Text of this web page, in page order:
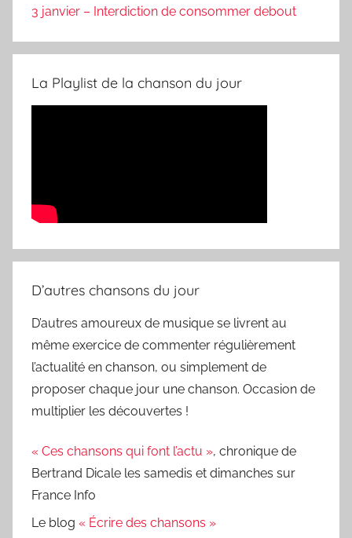
3 janvier – Interdiction de consommer debout
La Playlist de la chanson du jour
D’autres chansons du jour
D’autres amoureux de musique se livrent au
même exercice de commenter régulièrement
l’actualité en chanson, ou simplement de
proposer chaque jour une chanson. Occasion de
multiplier les découvertes !
« Ces chansons qui font l’actu », chronique de
Bertrand Dicale les samedis et dimanches sur
France Info
Le blog « Écrire des chansons »